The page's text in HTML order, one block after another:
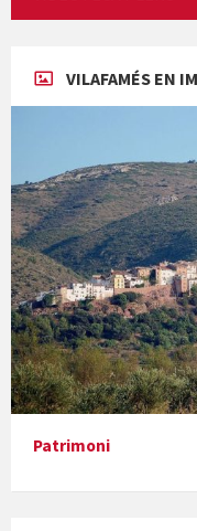
Paella monumental i
VILAFAMÉS EN
Patrimoni